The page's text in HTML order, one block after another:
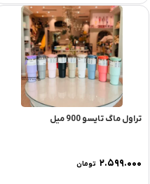
تراول ماگ تایسو 900 میل
۲.۵۹۹.۰۰۰ تومان